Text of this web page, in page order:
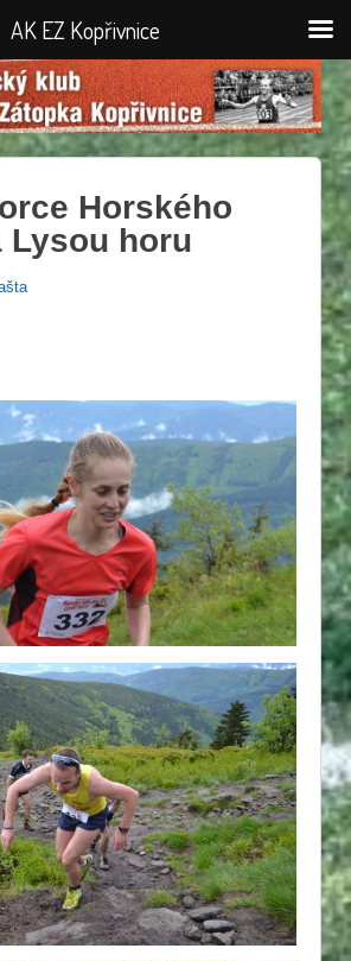
Horského
Lysou horu
AK EZ Kopřivnice